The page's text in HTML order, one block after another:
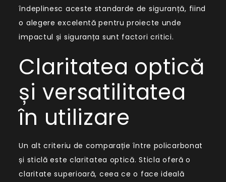
îndeplinesc aceste standarde de siguranță, fiind
o alegere excelentă pentru proiecte unde
impactul și siguranța sunt factori critici.
Claritatea optică
și versatilitatea
în utilizare
Un alt criteriu de comparație între policarbonat
și sticlă este claritatea optică. Sticla oferă o
claritate superioară, ceea ce o face ideală